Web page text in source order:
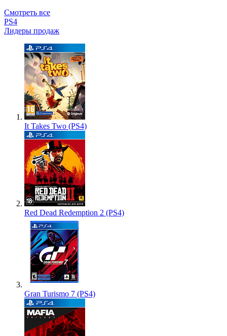
Смотреть все
PS4
Лидеры продаж
It Takes Two (PS4)
Red Dead Redemption 2 (PS4)
Gran Turismo 7 (PS4)